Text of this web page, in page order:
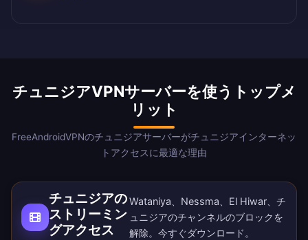
チュニジアVPNサーバーを使うトップメ
リット
FreeAndroidVPNのチュニジアサーバーがチュニジアインターネッ
トアクセスに最適な理由
チュニジアの
ストリーミン
グアクセス
Wataniya、Nessma、El Hiwar、チ
ュニジアのチャンネルのブロックを
解除。 今すぐダウンロード 。